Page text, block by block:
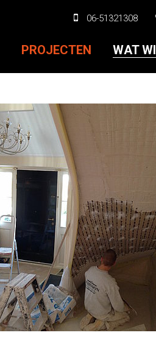
06-51321308
PROJECTEN WAT